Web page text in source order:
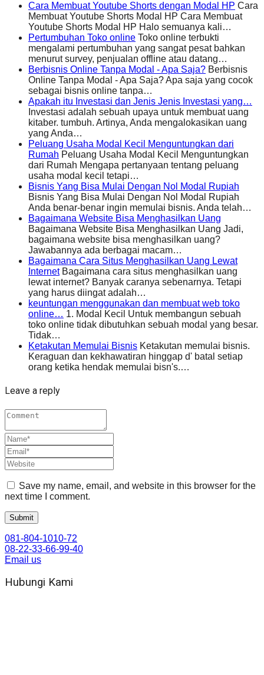
Cara Membuat Youtube Shorts dengan Modal HP Cara
Membuat Youtube Shorts Modal HP Cara Membuat
Youtube Shorts Modal HP Halo semuanya kali…
Pertumbuhan Toko online Toko online terbukti
mengalami pertumbuhan yang sangat pesat bahkan
menurut survey, penjualan offline atau datang…
Berbisnis Online Tanpa Modal - Apa Saja? Berbisnis
Online Tanpa Modal - Apa Saja? Apa saja yang cocok
sebagai bisnis online tanpa…
Apakah itu Investasi dan Jenis Jenis Investasi yang…
Investasi adalah sebuah upaya untuk membuat uang
kitaber. tumbuh. Artinya, Anda mengalokasikan uang
yang Anda…
Peluang Usaha Modal Kecil Menguntungkan dari
Rumah Peluang Usaha Modal Kecil Menguntungkan
dari Rumah Mengapa pertanyaan tentang peluang
usaha modal kecil tetapi…
Bisnis Yang Bisa Mulai Dengan Nol Modal Rupiah
Bisnis Yang Bisa Mulai Dengan Nol Modal Rupiah
Anda benar-benar ingin memulai bisnis. Anda telah…
Bagaimana Website Bisa Menghasilkan Uang
Bagaimana Website Bisa Menghasilkan Uang Jadi,
bagaimana website bisa menghasilkan uang?
Jawabannya ada berbagai macam…
Bagaimana Cara Situs Menghasilkan Uang Lewat
InternetBagaimana cara situs menghasilkan uang
lewat internet? Banyak caranya sebenarnya. Tetapi
yang harus diingat adalah…
keuntungan menggunakan dan membuat web toko
online… 1. Modal Kecil Untuk membangun sebuah
toko online tidak dibutuhkan sebuah modal yang besar.
Tidak…
Ketakutan Memulai Bisnis Ketakutan memulai bisnis.
Keraguan dan kekhawatiran hinggap d' batal setiap
orang ketika hendak memulai bisn's.…
Leave a reply
Save my name, email, and website in this browser for the
next time I comment.
081-804-1010-72
08-22-33-66-99-40
Email us
Hubungi Kami